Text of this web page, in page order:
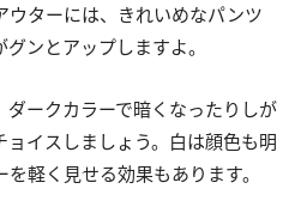
ウターには、きれいめなパンツ
ンとアップしますよ。
ークカラーで暗くなったりしが
ョイスしましょう。白は顔色も明
軽く見せる効果もあります。